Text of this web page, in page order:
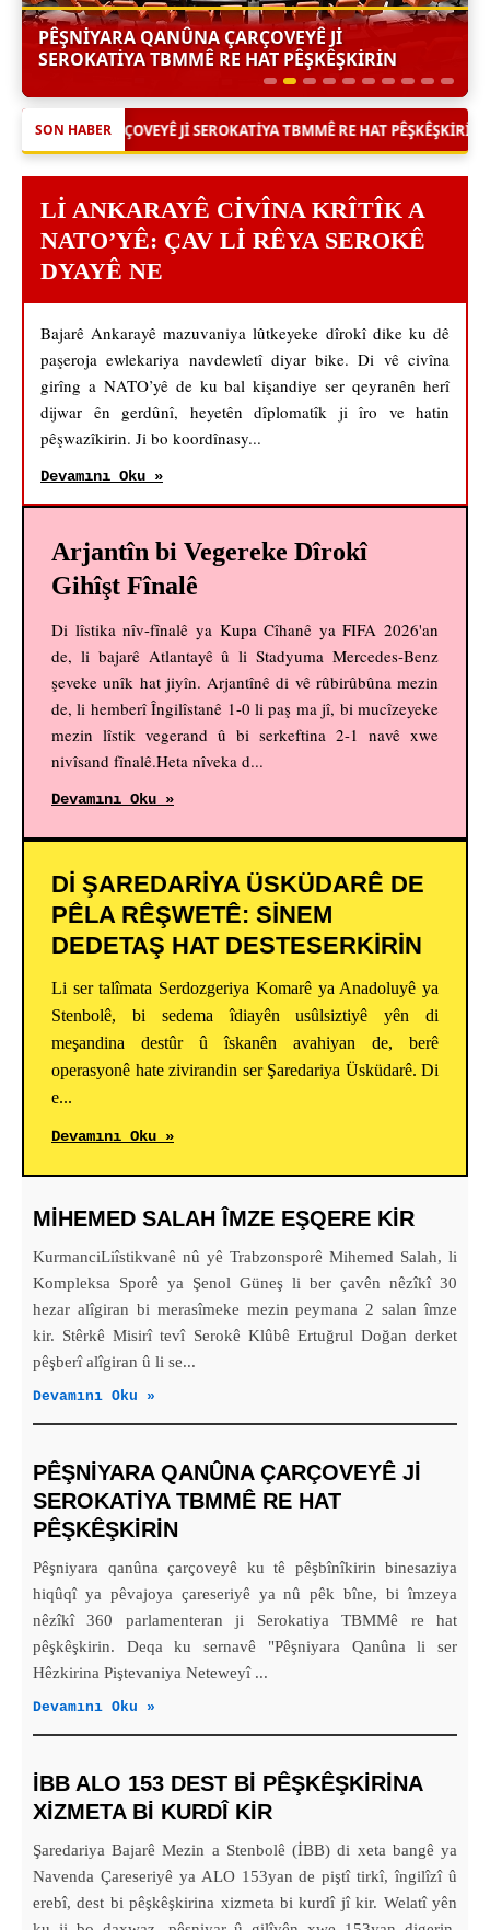
PÊŞNIYARA QANÛNA ÇARÇOVEYÊ JI
SEROKATIYA TBMMÊ RE HAT PÊŞKÊŞKIRIN
SON HABER
JI SEROKATIYA TBMMÊ RE HAT PÊŞKÊŞKIRIN | İBB ALO 153
LI ANKARAYÊ CIVÎNA KRÎTÎK A
NATO’YÊ: ÇAV LI RÊYA SEROKÊ
DYAYÊ NE
Bajarê Ankarayê mazuvaniya lûtkeyeke dîrokî dike ku dê
paşeroja ewlekariya navdewletî diyar bike. Di vê civîna
girîng a NATO’yê de ku bal kişandiye ser qeyranên herî
dijwar ên gerdûnî, heyetên dîplomatîk ji îro ve hatin
pêşwazîkirin. Ji bo koordînasy...
Devamını Oku »
Arjantîn bi Vegereke Dîrokî
Gihîşt Fînalê
Di lîstika nîv-fînalê ya Kupa Cîhanê ya FIFA 2026'an
de, li bajarê Atlantayê û li Stadyuma Mercedes-Benz
şeveke unîk hat jiyîn. Arjantînê di vê rûbirûbûna mezin
de, li hemberî Îngilîstanê 1-0 li paş ma jî, bi mucîzeyeke
mezin lîstik vegerand û bi serkeftina 2-1 navê xwe
nivîsand fînalê.Heta nîveka d...
Devamını Oku »
DI ŞAREDARIYA ÜSKÜDARÊ DE
PÊLA RÊŞWETÊ: SINEM
DEDETAŞ HAT DESTESERKIRIN
Li ser talîmata Serdozgeriya Komarê ya Anadoluyê ya
Stenbolê, bi sedema îdiayên usûlsiztiyê yên di
meşandina destûr û îskanên avahiyan de, berê
operasyonê hate zivirandin ser Şaredariya Üsküdarê. Di
e...
Devamını Oku »
MIHEMED SALAH ÎMZE EŞQERE KIR
KurmanciLiîstikvanê nû yê Trabzonsporê Mihemed Salah, li
Kompleksa Sporê ya Şenol Güneş li ber çavên nêzîkî 30
hezar alîgiran bi merasîmeke mezin peymana 2 salan îmze
kir. Stêrkê Misirî tevî Serokê Klûbê Ertuğrul Doğan derket
pêşberî alîgiran û li se...
Devamını Oku »
PÊŞNIYARA QANÛNA ÇARÇOVEYÊ JI
SEROKATIYA TBMMÊ RE HAT
PÊŞKÊŞKIRIN
Pêşniyara qanûna çarçoveyê ku tê pêşbînîkirin binesaziya
hiqûqî ya pêvajoya çareseriyê ya nû pêk bîne, bi îmzeya
nêzîkî 360 parlamenteran ji Serokatiya TBMMê re hat
pêşkêşkirin. Deqa ku sernavê "Pêşniyara Qanûna li ser
Hêzkirina Piştevaniya Neteweyî ...
Devamını Oku »
İBB ALO 153 DEST BI PÊŞKÊŞKIRINA
XIZMETA BI KURDÎ KIR
Şaredariya Bajarê Mezin a Stenbolê (İBB) di xeta bangê ya
Navenda Çareseriyê ya ALO 153yan de piştî tirkî, îngilîzî û
erebî, dest bi pêşkêşkirina xizmeta bi kurdî jî kir. Welatî yên